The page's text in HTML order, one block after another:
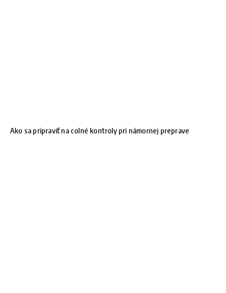
Ako sa pripraviť na colné kontroly pri námornej preprave